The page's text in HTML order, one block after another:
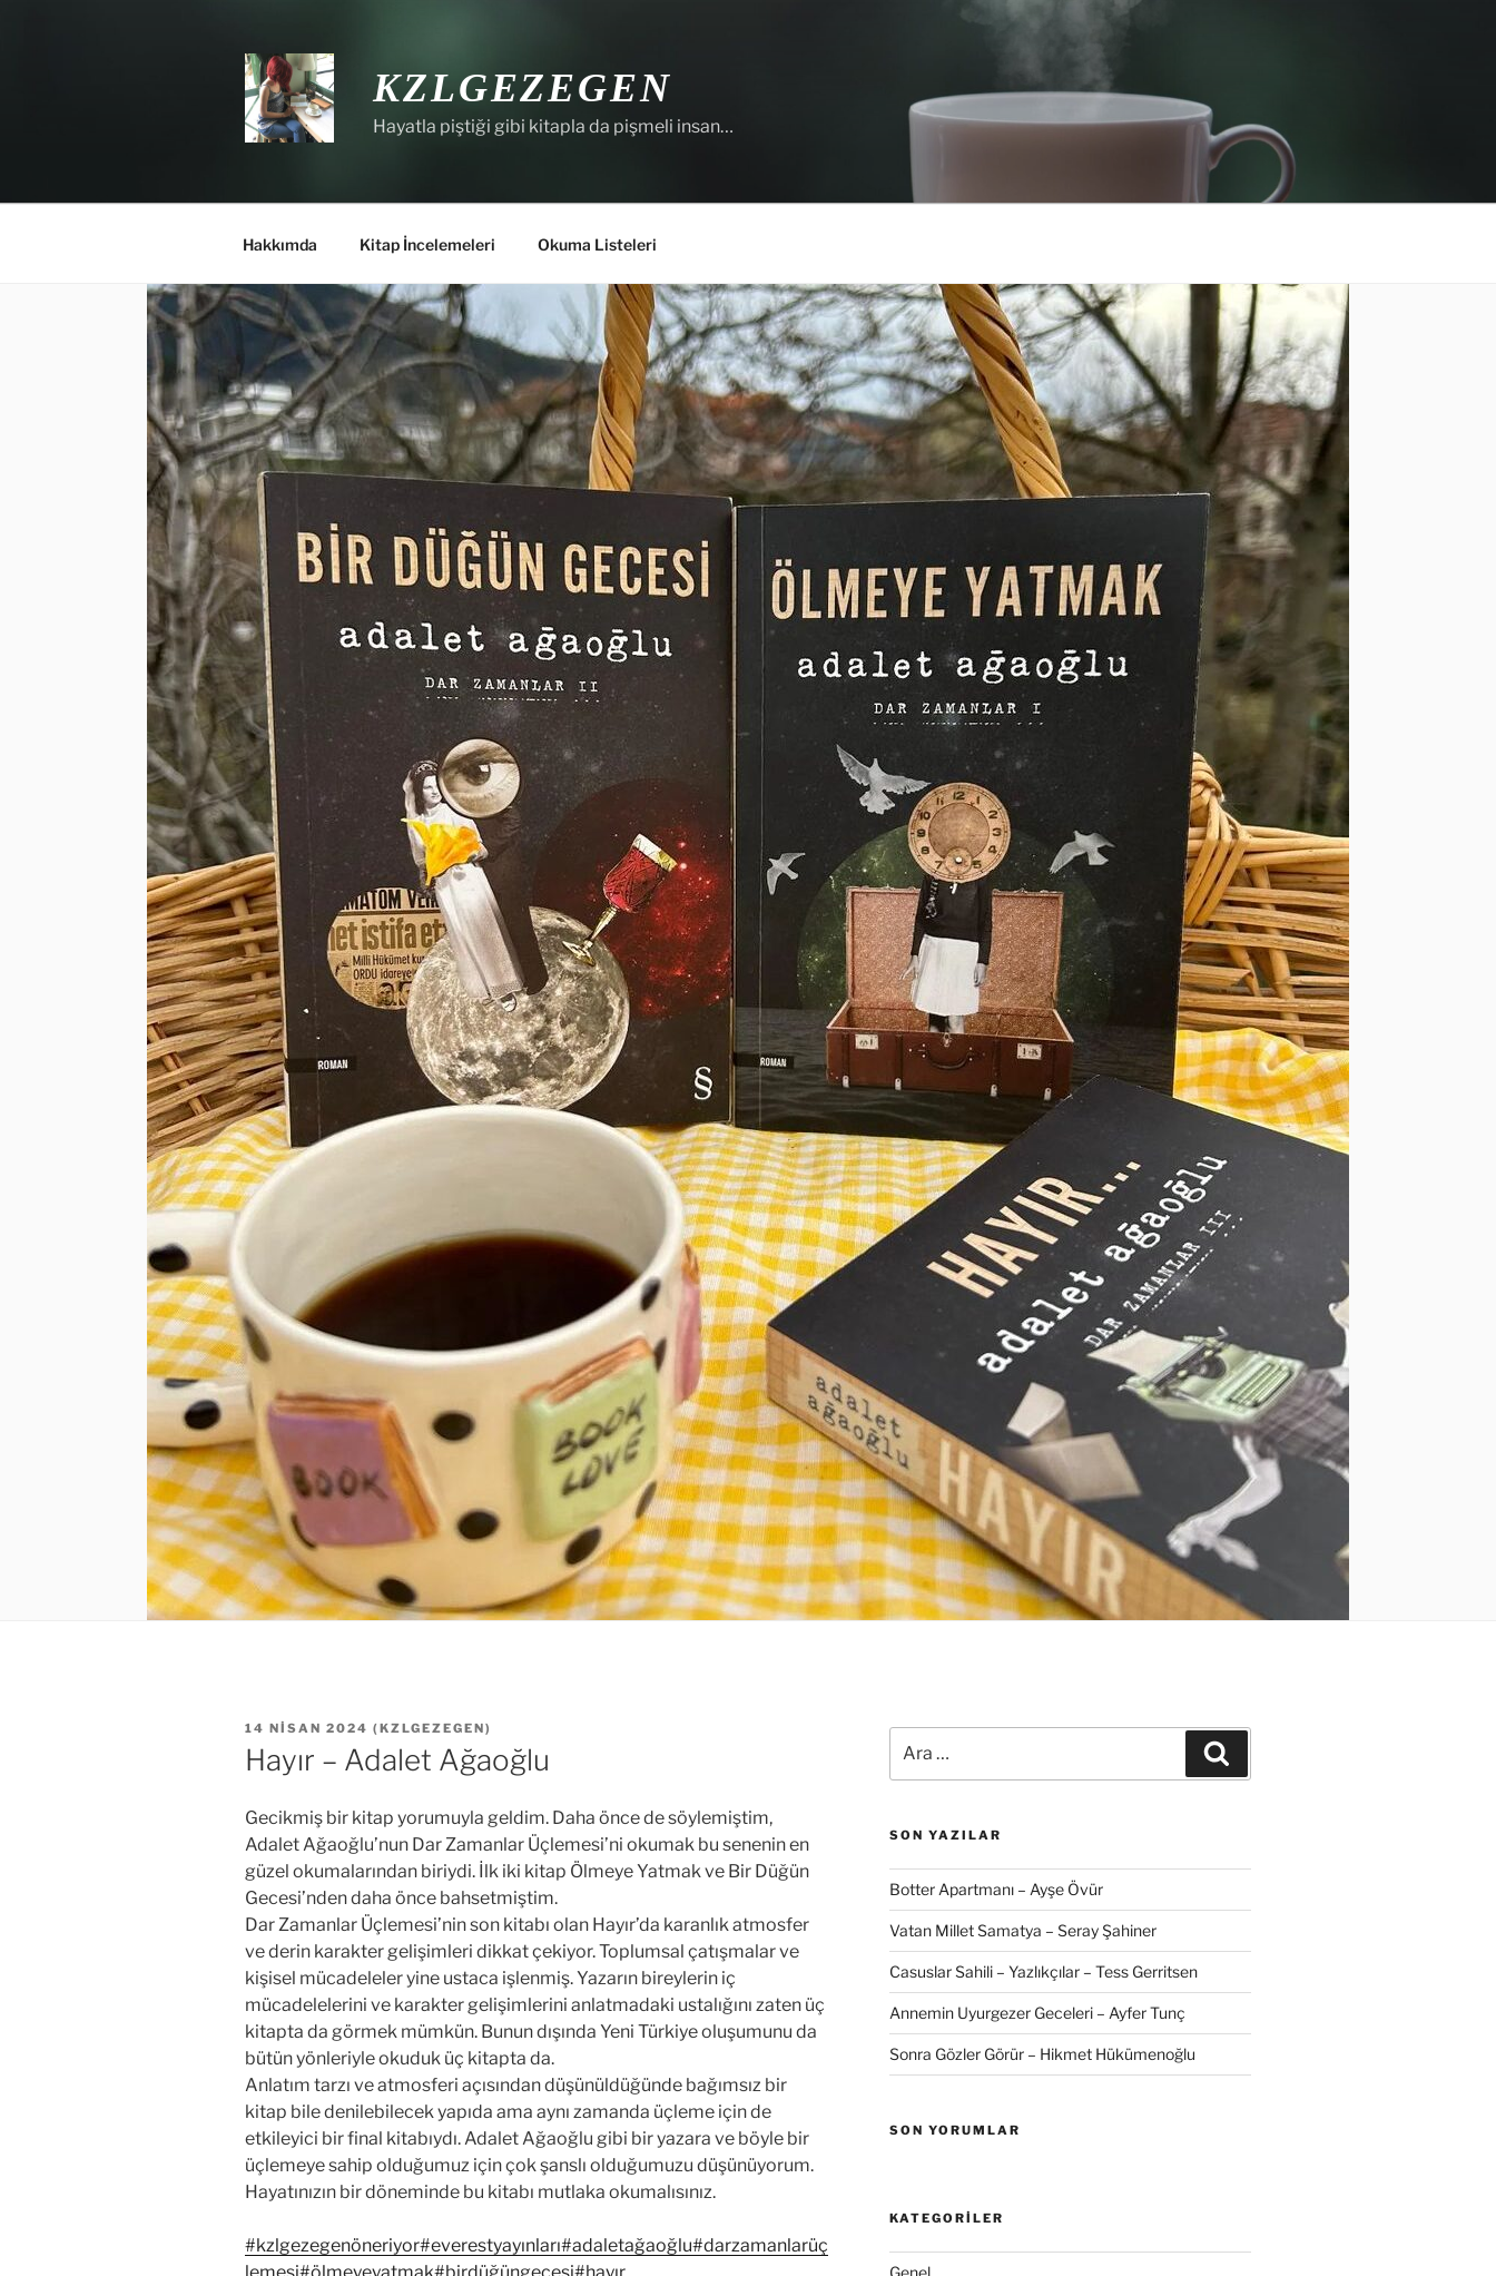
KZLGEZEGEN
Hayatla piştiği gibi kitapla da pişmeli insan…
Hakkımda Kitap İncelemeleri Okuma Listeleri
YAYIM
TARIHI
14 NISAN 2024 ( KZLGEZEGEN)
Hayır – Adalet Ağaoğlu
Gecikmiş bir kitap yorumuyla geldim. Daha önce de söylemiştim,
Adalet Ağaoğlu’nun Dar Zamanlar Üçlemesi’ni okumak bu senenin en
güzel okumalarından biriydi. İlk iki kitap Ölmeye Yatmak ve Bir Düğün
Gecesi’nden daha önce bahsetmiştim.
Dar Zamanlar Üçlemesi’nin son kitabı olan Hayır’da karanlık atmosfer
ve derin karakter gelişimleri dikkat çekiyor. Toplumsal çatışmalar ve
kişisel mücadeleler yine ustaca işlenmiş. Yazarın bireylerin iç
mücadelelerini ve karakter gelişimlerini anlatmadaki ustalığını zaten üç
kitapta da görmek mümkün. Bunun dışında Yeni Türkiye oluşumunu da
bütün yönleriyle okuduk üç kitapta da.
Anlatım tarzı ve atmosferi açısından düşünüldüğünde bağımsız bir
kitap bile denilebilecek yapıda ama aynı zamanda üçleme için de
etkileyici bir final kitabıydı. Adalet Ağaoğlu gibi bir yazara ve böyle bir
üçlemeye sahip olduğumuz için çok şanslı olduğumuzu düşünüyorum.
Hayatınızın bir döneminde bu kitabı mutlaka okumalısınız.
#kzlgezegenöneriyor#everestyayınları#adaletağaoğlu#darzamanlarüç
SON YAZILAR
Botter Apartmanı – Ayşe Övür
Vatan Millet Samatya – Seray Şahiner
Casuslar Sahili – Yazlıkçılar – Tess Gerritsen
Annemin Uyurgezer Geceleri – Ayfer Tunç
Sonra Gözler Görür – Hikmet Hükümenoğlu
SON YORUMLAR
KATEGORILER